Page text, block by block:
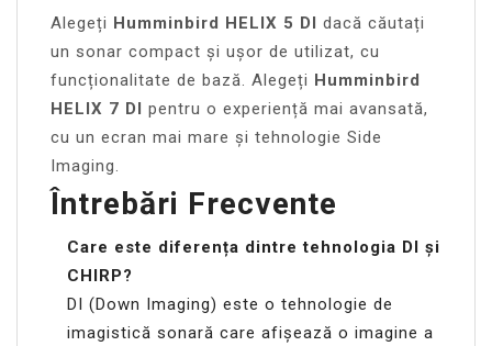
Alegeți Humminbird HELIX 5 DI dacă căutați
un sonar compact și ușor de utilizat, cu
funcționalitate de bază. Alegeți Humminbird
HELIX 7 DI pentru o experiență mai avansată,
cu un ecran mai mare și tehnologie Side
Imaging.
Întrebări Frecvente
Care este diferența dintre tehnologia DI și
CHIRP?
DI (Down Imaging) este o tehnologie de
imagistică sonară care afișează o imagine a